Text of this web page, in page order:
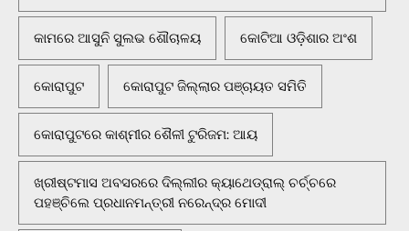
କାମରେ ଆସୁନି ସୁଲଭ ଶୌଚାଳୟ କୋଟିଆ ଓଡ଼ିଶାର ଅଂଶ
କୋରାପୁଟ କୋରାପୁଟ ଜିଲ୍ଲାର ପଞ୍ଚାୟତ ସମିତି
କୋରାପୁଟରେ କାଶ୍ମୀର ଶୈଳୀ ଟୁରିଜମ: ଆୟ
ଖ୍ରୀଷ୍ଟମାସ ଅବସରରେ ଦିଲ୍ଲୀର କ୍ୟାଥେଡ୍ରାଲ୍ ଚର୍ଚ୍ଚରେ
ପହଞ୍ଚିଲେ ପ୍ରଧାନମନ୍ତ୍ରୀ ନରେନ୍ଦ୍ର ମୋଦୀ